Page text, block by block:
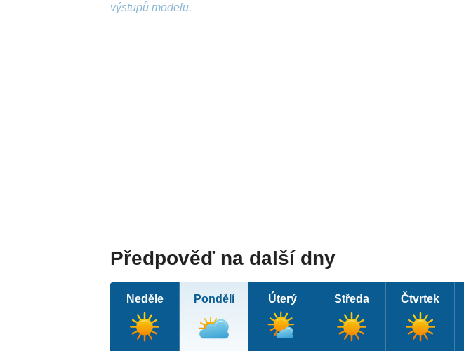
výstupů modelu.
Předpověď na další dny
Neděle Pondělí Úterý Středa Čtvrtek